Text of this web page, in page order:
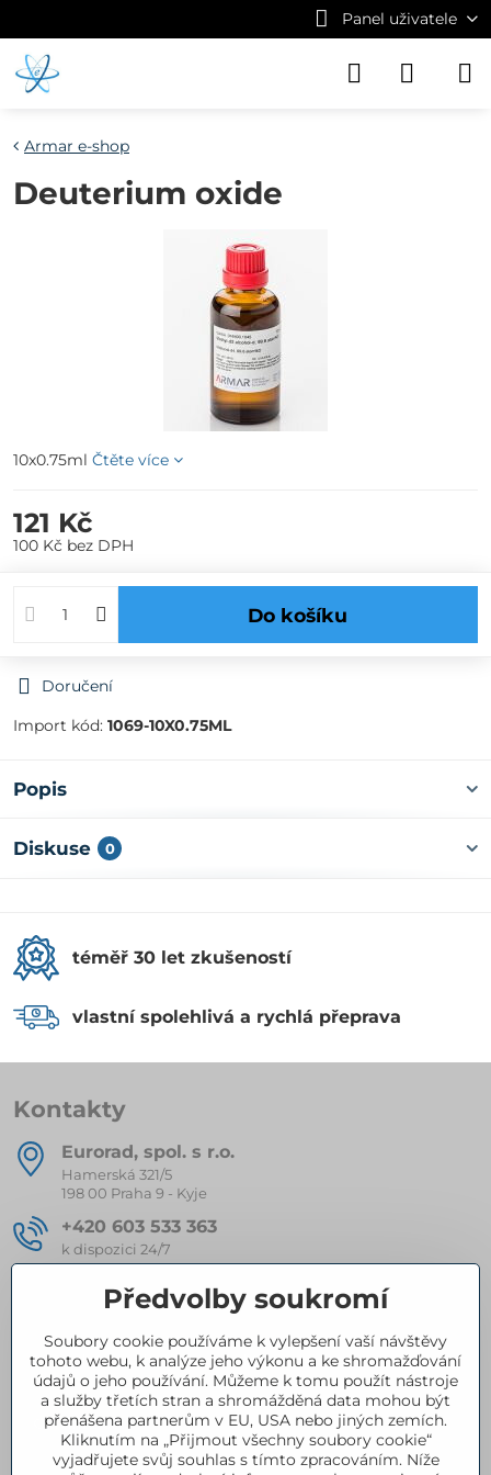
Panel uživatele
Armar e-shop
Deuterium oxide
10x0.75ml Čtěte více
121 Kč
100 Kč bez DPH
Do košíku
Doručení
Import kód: 1069-10X0.75ML
Popis
Diskuse 0
téměř 30 let zkušeností
vlastní spolehlivá a rychlá přeprava
Kontakty
Eurorad, spol​. s r​.o​.
Hamerská 321/5
198 00 Praha 9 - Kyje
+420 603 533 363
k dispozici 24/7
eurorad​@seznam​.cz
Kompletní nabídka produktů
Certifikace
Předvolby soukromí
Soubory cookie používáme k vylepšení vaší návštěvy
tohoto webu, k analýze jeho výkonu a ke shromažďování
údajů o jeho používání. Můžeme k tomu použít nástroje
a služby třetích stran a shromážděná data mohou být
přenášena partnerům v EU, USA nebo jiných zemích.
Kliknutím na „Přijmout všechny soubory cookie“
vyjadřujete svůj souhlas s tímto zpracováním. Níže